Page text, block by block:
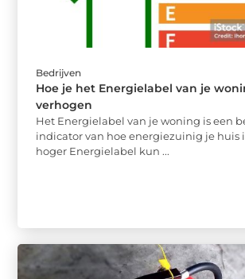
Bedrijven
Hoe je het Energielabel van je
verhogen
Het Energielabel van je woning is een
indicator van hoe energiezuinig je huis
hoger Energielabel kun ...